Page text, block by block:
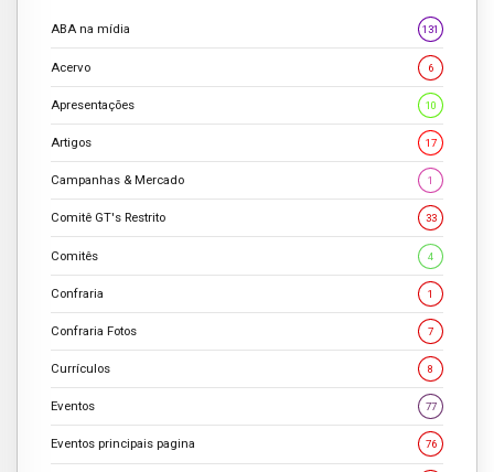
ABA na mídia 131
Acervo 6
Apresentações 10
Artigos 17
Campanhas & Mercado 1
Comitê GT's Restrito 33
Comitês 4
Confraria 1
Confraria Fotos 7
Currículos 8
Eventos 77
Eventos principais pagina 76